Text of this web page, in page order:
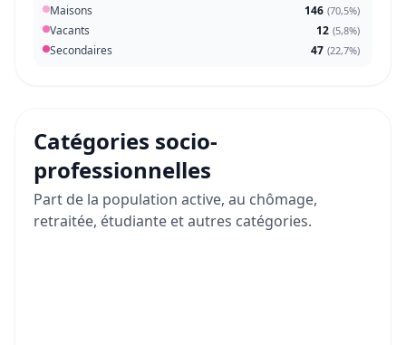
Maisons 146 (70,5%)
Vacants 12 (5,8%)
Secondaires 47 (22,7%)
Catégories socio-
professionnelles
Part de la population active, au chômage,
retraitée, étudiante et autres catégories.